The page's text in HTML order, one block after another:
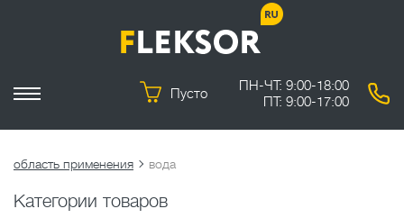
Пусто
ПН-ЧТ: 9:00-18:00
ПТ: 9:00-17:00
область применения вода
Категории товаров